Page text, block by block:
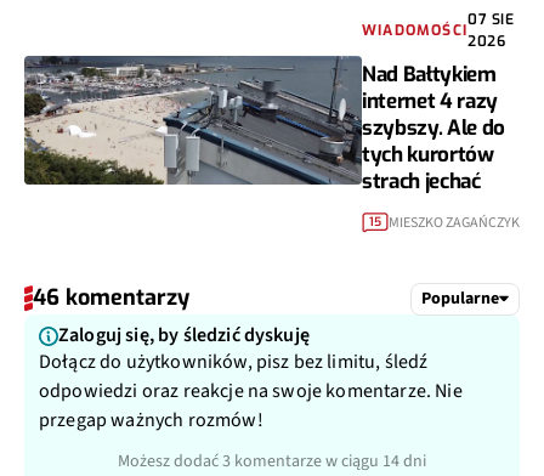
WIADOMOŚCI
07 SIE
2026
Nad Bałtykiem
internet 4 razy
szybszy. Ale do
tych kurortów
strach jechać
15 MIESZKO ZAGAŃCZYK
46 komentarzy Popularne
Zaloguj się, by śledzić dyskuję
Dołącz do użytkowników, pisz bez limitu, śledź
odpowiedzi oraz reakcje na swoje komentarze. Nie
przegap ważnych rozmów!
Możesz dodać 3 komentarze w ciągu 14 dni